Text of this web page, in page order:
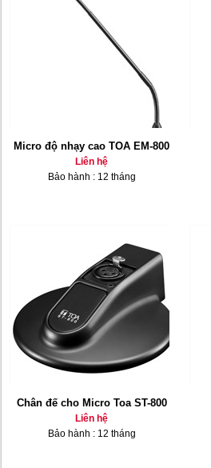
Micro độ nhạy cao TOA EM-800
Liên hệ
Bảo hành : 12 tháng
Chân đế cho Micro Toa ST-800
Liên hệ
Bảo hành : 12 tháng